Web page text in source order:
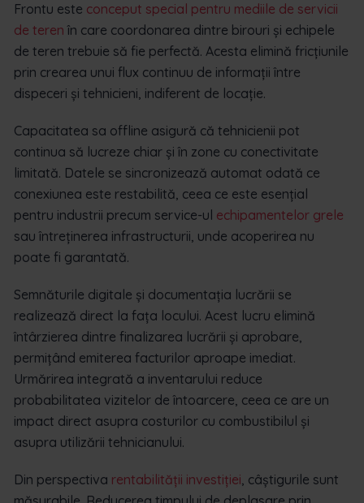
Frontu este conceput special pentru mediile de servicii
de teren în care coordonarea dintre birouri și echipele
de teren trebuie să fie perfectă. Acesta elimină fricțiunile
prin crearea unui flux continuu de informații între
dispeceri și tehnicieni, indiferent de locație.
Capacitatea sa offline asigură că tehnicienii pot
continua să lucreze chiar și în zone cu conectivitate
limitată. Datele se sincronizează automat odată ce
conexiunea este restabilită, ceea ce este esențial
pentru industrii precum service-ul echipamentelor grele
sau întreținerea infrastructurii, unde acoperirea nu
poate fi garantată.
Semnăturile digitale și documentația lucrării se
realizează direct la fața locului. Acest lucru elimină
întârzierea dintre finalizarea lucrării și aprobare,
permițând emiterea facturilor aproape imediat.
Urmărirea integrată a inventarului reduce
probabilitatea vizitelor de întoarcere, ceea ce are un
impact direct asupra costurilor cu combustibilul și
asupra utilizării tehnicianului.
Din perspectiva rentabilității investiției , câștigurile sunt